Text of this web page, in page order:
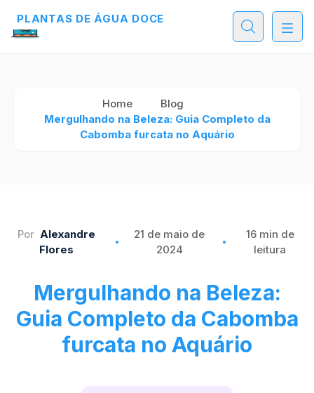
Home
Blog
Mergulhando na Beleza: Guia Completo da
Cabomba furcata no Aquário
Por Alexandre
Flores
21 de maio de
2024
16 min de
leitura
Mergulhando na Beleza:
Guia Completo da Cabomba
furcata no Aquário
PLANTAS DE ÁGUA DOCE
PLANTAS DE ÁGUA DOCE
PLANTAS DE ÁGUA DOCE